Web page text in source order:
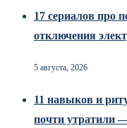
17 сериалов про
отключения
5 августа, 2026
11 навыков и
почти утратили